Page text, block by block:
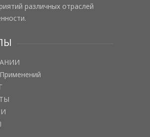
различных отраслей